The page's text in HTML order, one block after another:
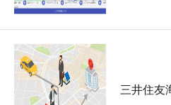
三井住友